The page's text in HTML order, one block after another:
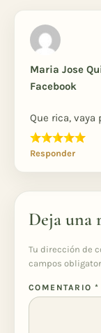
Maria Jose
Facebook
Que rica, vaya
Responder
Deja una
Tu dirección de
campos
COMENTARIO *